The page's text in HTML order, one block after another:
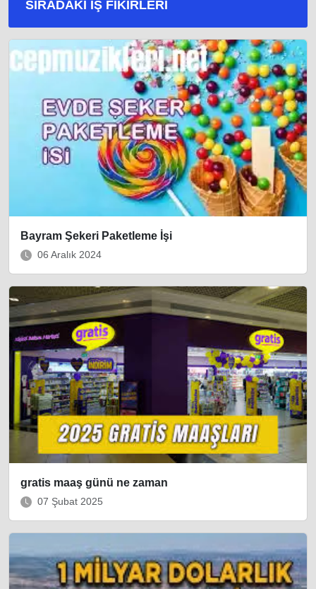
SIRADAKI İŞ FIKIRLERI
Bayram Şekeri Paketleme İşi
06 Aralık 2024
gratis maaş günü ne zaman
07 Şubat 2025